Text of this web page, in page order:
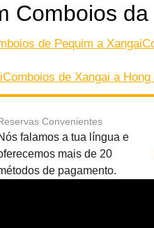
Comboios
de Pequim a Xangai
Comboios de Xangai a Hong
Convenientes
falamos a tua língua e
mais de 20
de pagamento.